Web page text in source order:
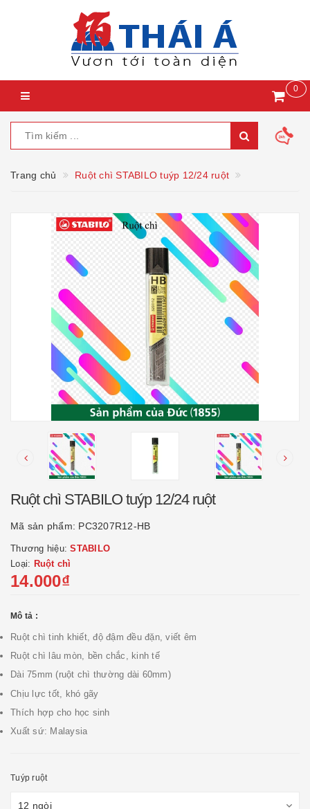
0
Trang chủ Ruột chì STABILO tuýp 12/24 ruột
Ruột chì STABILO tuýp 12/24 ruột
Mã sản phẩm: PC3207R12-HB
Thương hiệu:STABILO
Loại: Ruột chì
14.000₫
Mô tả :
Ruột chì tinh khiết, độ đậm đều đặn, viết êm
Ruột chì lâu mòn, bền chắc, kinh tế
Dài 75mm (ruột chì thường dài 60mm)
Chịu lực tốt, khó gãy
Thích hợp cho học sinh
Xuất sứ: Malaysia
Tuýp ruột